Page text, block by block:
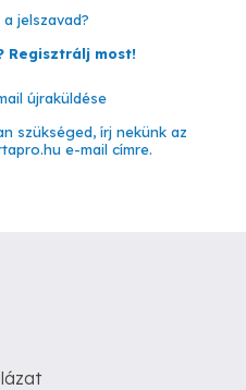
jelszavad?
Regisztrálj most!
újraküldése
szükséged, írj nekünk az
e-mail címre.